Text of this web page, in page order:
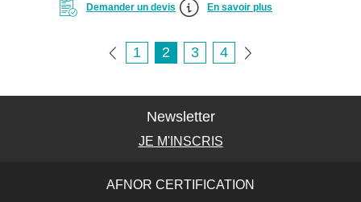
Demander un devis En savoir plus
1 2 3 4
Newsletter
JE M'INSCRIS
AFNOR CERTIFICATION